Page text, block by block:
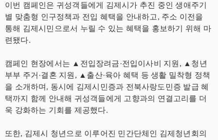
이번 캠페인은 귀성객들에게 김제시가 추진 중인 생애주기
별 맞춤형 인구정책과 전입 혜택을 안내하고, 주소 이전을
통해 김제시민으로서 누릴 수 있는 혜택을 홍보하기 위해 마
련됐다.
캠페인 현장에서는 ▲전입장려금·전입이사비 지원, ▲청년
부부 주거·결혼 지원, ▲출산·육아 혜택 등 생활 밀착형 정책
을 소개하며, 동시에 김제시민증과 전북사랑도민증 발급 혜
택까지 함께 안내해 귀성객들에게 고향과의 연결고리를 더
욱 강화하는 기회를 제공했다.
또한, 김제시 청년으로 이루어진 민간단체인 김제청년회의